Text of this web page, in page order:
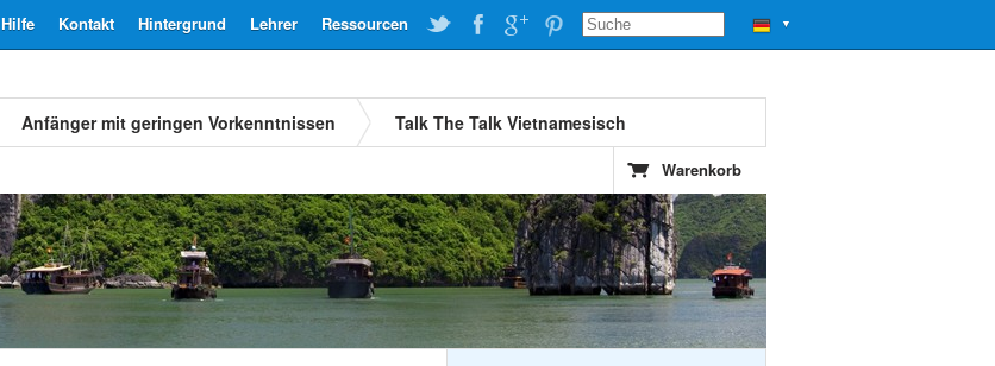
▼
Ressourcen
Lehrer
Hintergrund
Kontakt
Hilfe
Anfänger mit geringen Vorkenntnissen Talk The Talk Vietnamesisch
Warenkorb